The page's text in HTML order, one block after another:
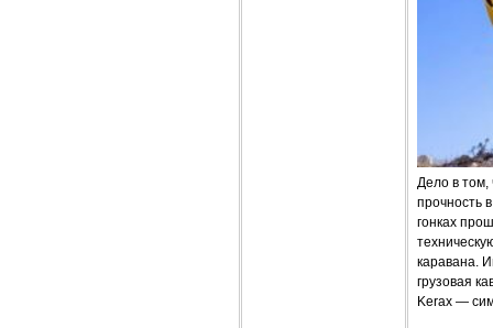
Дело в том,
прочность
гонках
каравана.
грузовая
Kerax —